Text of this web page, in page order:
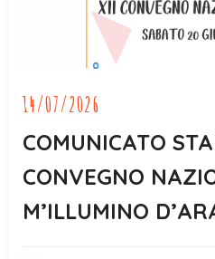
14/07/2026
COMUNICATO
CONVEGNO
M’ILLUMINO